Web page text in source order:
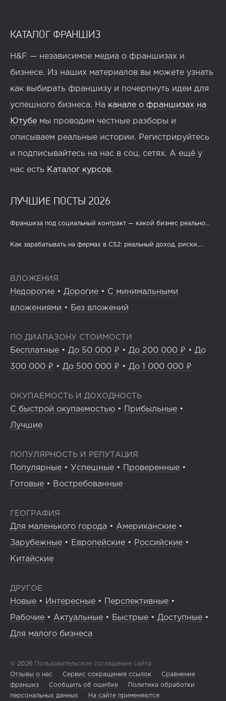
КАТАЛОГ ФРАНШИЗ
H&F — независимое медиа о франшизах и
бизнесе. Из наших материалов вы можете узнать
как выбирать франшизу и почерпнуть идеи для
успешного бизнеса. На канале о франшизах на
Ютубе мы проводим честные разборы и
описываем реальные истории. Регистрируйтесь
и подписывайтесь на нас в соц. сетях. А ещё у
нас есть Каталог курсов.
ЛУЧШИЕ ПОСТЫ 2026
Франшиза под социальный контракт — какой бизнес реально...
Как зарабатывать на фермах в CS2: реальный доход, риски,...
ВЛОЖЕНИЯ
Недорогие • Дорогие • С минимальными
вложениями • Без вложений
ПО ДИАПАЗОНУ СТОИМОСТИ
Бесплатные • До 50 000 ₽ • До 200 000 ₽ • До
300 000 ₽ • До 500 000 ₽ • До 1 000 000 ₽
ОКУПАЕМОСТЬ И ДОХОДНОСТЬ
С быстрой окупаемостью • Прибыльные •
Лучшие
ПОПУЛЯРНОСТЬ И РЕПУТАЦИЯ
Популярные • Успешные • Проверенные •
Готовые • Востребованные
ГЕОГРАФИЯ
Для маленького города • Американские •
Зарубежные • Европейские • Российские •
Китайские
ДРУГОЕ
Новые • Интересные • Перспективные •
Рабочие • Актуальные • Быстрые • Доступные •
Для малого бизнеса
© 2026 Пользовательское соглашение сайта
Отзывы о нас
Сервис сокращения ссылок
Сравнение
франшиз
Сообщить об ошибке
Политика обработки
персональных данных
На сайте применяются